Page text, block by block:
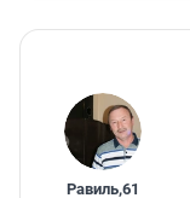
Равиль,61